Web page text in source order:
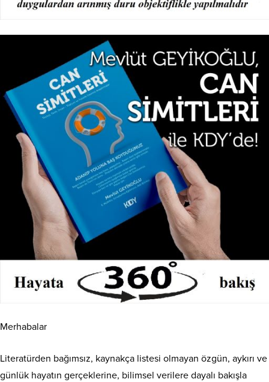
Merhabalar
Literatürden bağımsız, kaynakça listesi olmayan özgün, aykırı ve
günlük hayatın gerçeklerine, bilimsel verilere dayalı bakışla